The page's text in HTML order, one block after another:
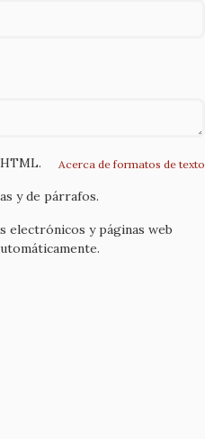
Acerca de formatos de texto
y de párrafos.
electrónicos y páginas web